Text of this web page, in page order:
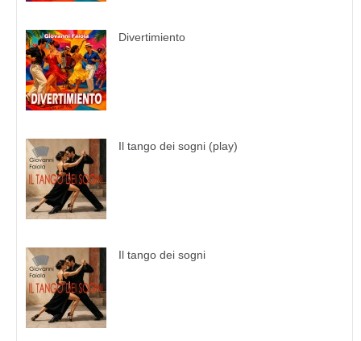
Divertimiento
Il tango dei sogni (play)
Il tango dei sogni